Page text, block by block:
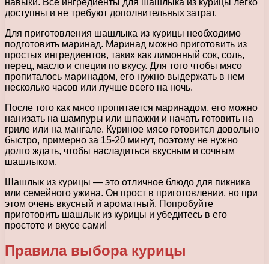
доступны и не требуют дополнительных затрат.
Для приготовления шашлыка из курицы необходимо
подготовить маринад. Маринад можно приготовить из
простых ингредиентов, таких как лимонный сок, соль,
перец, масло и специи по вкусу. Для того чтобы мясо
пропиталось маринадом, его нужно выдержать в нем
несколько часов или лучше всего на ночь.
После того как мясо пропитается маринадом, его можно
нанизать на шампуры или шпажки и начать готовить на
гриле или на мангале. Куриное мясо готовится довольно
быстро, примерно за 15-20 минут, поэтому не нужно
долго ждать, чтобы насладиться вкусным и сочным
шашлыком.
Шашлык из курицы — это отличное блюдо для пикника
или семейного ужина. Он прост в приготовлении, но при
этом очень вкусный и ароматный. Попробуйте
приготовить шашлык из курицы и убедитесь в его
простоте и вкусе сами!
Правила выбора курицы